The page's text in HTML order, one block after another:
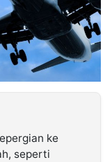
ke
seperti